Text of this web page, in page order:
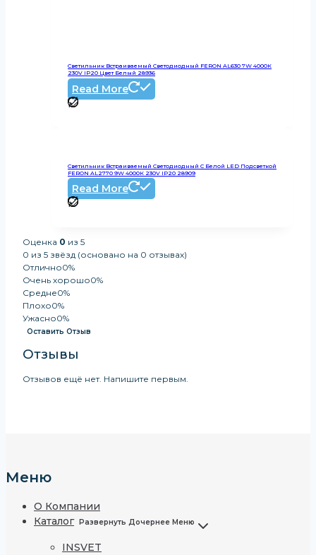
Светильник Встраиваемый Светодиодный FERON AL630 7W 4000К
230V IP20 Цвет Белый 28936
Read More
Светильник Встраиваемый Светодиодный С Белой LED Подсветкой
FERON AL2770 9W 4000К 230V IP20 28909
Read More
Оценка 0 из 5
0 из 5 звёзд (основано на 0 отзывах)
Отлично0%
Очень хорошо0%
Средне0%
Плохо0%
Ужасно0%
Оставить Отзыв
Отзывы
Отзывов ещё нет. Напишите первым.
Меню
О Компании
Каталог
Развернуть Дочернее Меню
INSVET